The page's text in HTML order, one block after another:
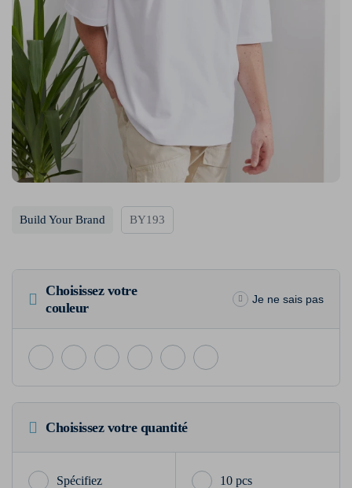
Build Your Brand BY193
Choisissez votre
couleur
Je ne sais pas
Choisissez votre quantité
10 pcs